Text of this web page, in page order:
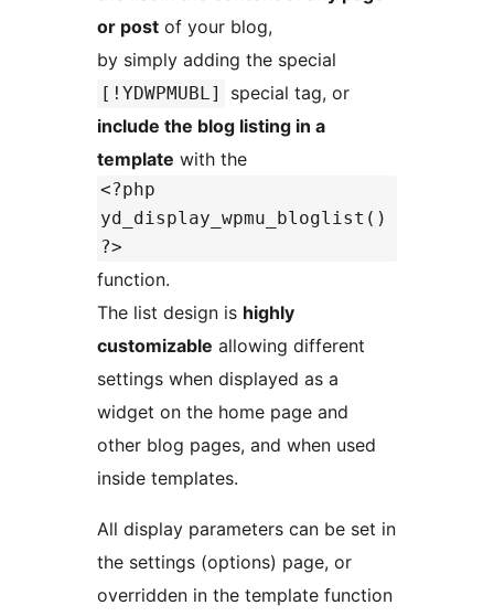
or post of your blog,
by simply adding the special
[!YDWPMUBL]
special tag, or
include the blog listing in a
template with the
<?php
yd_display_wpmu_bloglist()
?>
function.
The list design is highly
customizable allowing different
settings when displayed as a
widget on the home page and
other blog pages, and when used
inside templates.
All display parameters can be set in
the settings (options) page, or
overridden in the template function